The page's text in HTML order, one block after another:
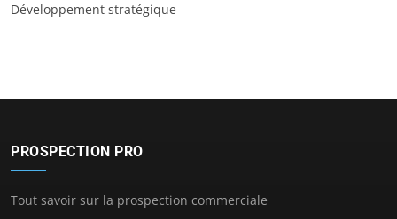
Développement stratégique
PROSPECTION PRO
Tout savoir sur la prospection commerciale